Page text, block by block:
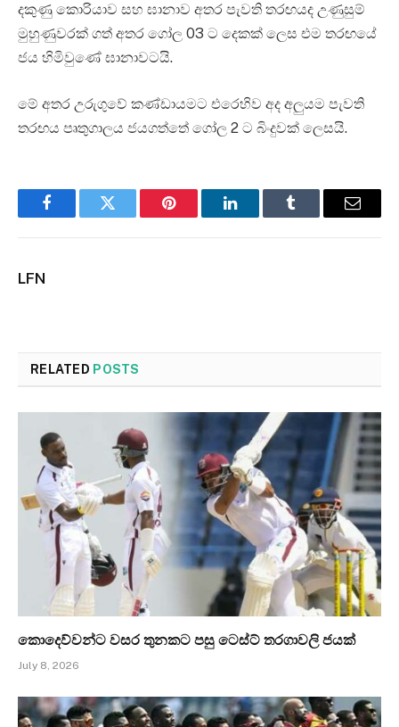
දකුණු කොරියාව සහ ඝානාව අතර පැවති තරඟයද උණුසුම්
මුහුණුවරක් ගත් අතර ගෝල 03 ට දෙකක් ලෙස එම තරඟයේ
ජය හිමිවුණේ ඝානාවටයි.
මේ අතර උරුගුවේ කණ්ඩායමට එරෙහිව අද අලුයම පැවති
තරඟය පෘතුගාලය ජයගත්තේ ගෝල 2 ට බිංදුවක් ලෙසයි.
FacebookTwitter Pinterest LinkedInTumblr Email
LFN
RELATED POSTS
කොදෙව්වන්ට වසර තුනකට පසු ටෙස්ට් තරගාවලි ජයක්
July 8, 2026